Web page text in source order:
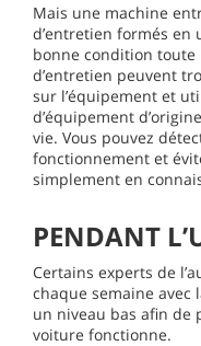
Mais une machine
d’entretien formés
bonne condition toute
d’entretien peuvent
sur l’équipement et
d’équipement
vie. Vous pouvez
fonctionnement et
simplement en
PENDANT
Certains experts de
chaque semaine
un niveau bas afin de
voiture fonctionne.